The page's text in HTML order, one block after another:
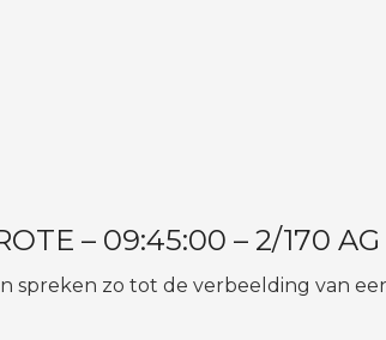
– 09:45:00 – 2/170
spreken zo tot de verbeelding van